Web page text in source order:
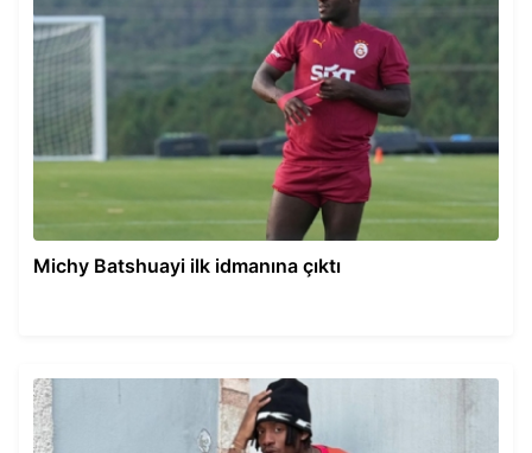
Michy Batshuayi ilk idmanına çıktı